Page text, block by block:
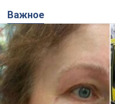
Важное